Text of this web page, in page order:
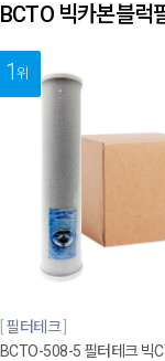
BCTO 빅카본블럭
1위
필터테크
BCTO-508-5 필터테크 빅